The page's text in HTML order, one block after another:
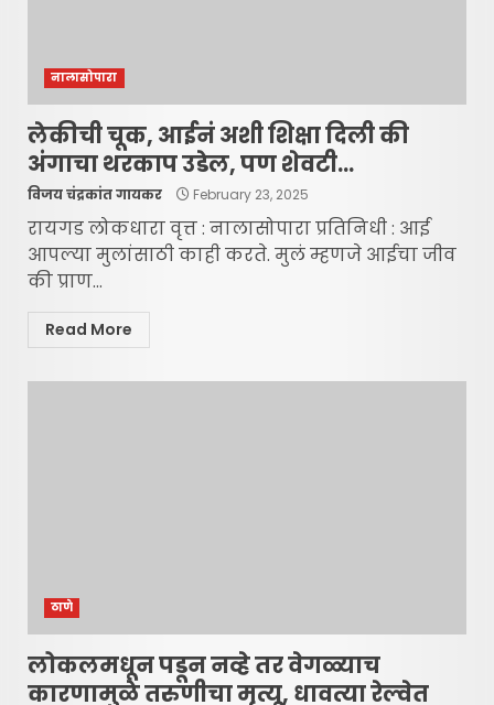
नालासोपारा
लेकीची चूक, आईनं अशी शिक्षा दिली की
अंगाचा थरकाप उडेल, पण शेवटी…
विजय चंद्रकांत गायकर February 23, 2025
रायगड लोकधारा वृत्त : नालासोपारा प्रतिनिधी : आई
आपल्या मुलांसाठी काही करते. मुलं म्हणजे आईचा जीव
की प्राण...
Read More
ठाणे
लोकलमधून पडून नव्हे तर वेगळ्याच
कारणामुळे तरुणीचा मृत्यू, धावत्या रेल्वेत